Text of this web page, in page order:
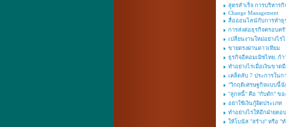
สูตรสำเร็จ การบริหาร
Change Management
สื่อออนไลน์กับการทำธุ
การส่งต่อธุรกิจครอบครั
เปลี่ยนงานใหม่อย่างไร
ขายตรงผ่านดาวเทียม
ธุรกิจอีคอมเมิซไทย..ก้
ทำอย่างไรเมื่อเงินขาด
เคล็ดลับ 7 ประการในก
"วิกฤติเศรษฐกิจแบบนี้นั
"ลูกหนี้" คือ "กับดัก" ขอ
อย่าใช้เงินกู้ผิดประเภท
ทำอย่างไรให้อีกฝ่ายตอบ
ให้โบนัส "สร้าง" หรือ "ท